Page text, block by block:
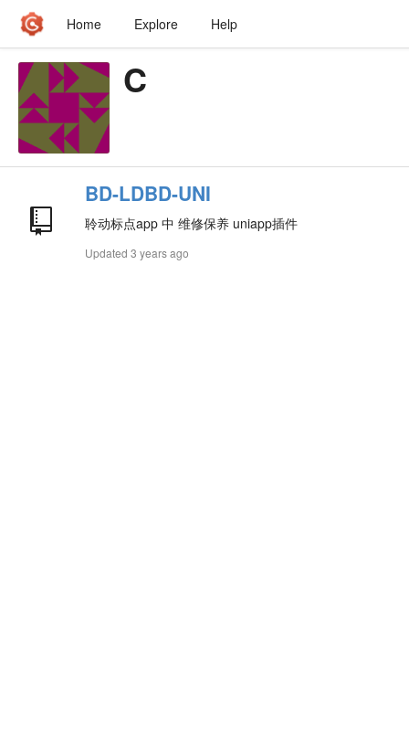
Home Explore Help
C
BD-LDBD-UNI
聆动标点app 中 维修保养 uniapp插件
Updated 3 years ago